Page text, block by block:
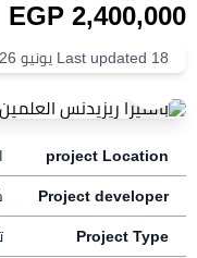
2,400,000 EGP
Last updated 18 يونيو 2026
project Location
Project developer
Project Type